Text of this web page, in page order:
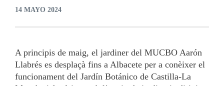
14 MAYO 2024
A principis de maig, el jardiner del MUCBO Aarón
Llabrés es desplaçà fins a Albacete per a conèixer el
funcionament del Jardín Botánico de Castilla-La